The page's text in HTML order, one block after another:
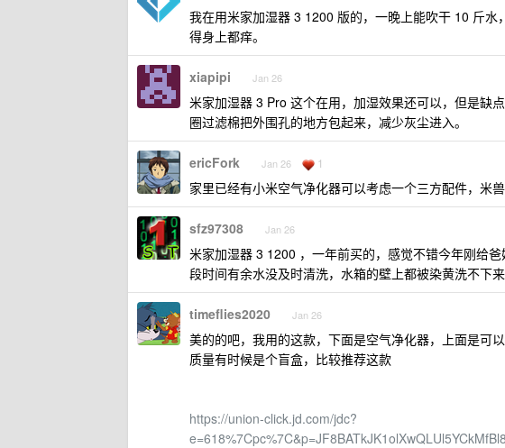
我在用米家加湿器 3 1200 版的，一晚上能吹干 10 斤
得身上都痒。
xiapipi Jan 26
米家加湿器 3 Pro 这个在用，加湿效果还可以，但是缺
圈过滤棉把外围孔的地方包起来，减少灰尘进入。
ericFork Jan 26 1
家里已经有小米空气净化器可以考虑一个三方配件，米兽
sfz97308 Jan 26
米家加湿器 3 1200 ，一年前买的，感觉不错今年刚给
段时间有余水没及时清洗，水箱的壁上都被染黄洗不下来
timeflies2020 Jan 26
美的的吧，我用的这款，下面是空气净化器，上面是可
质量有时候是个盲盒，比较推荐这款
https://union-click.jd.com/jdc?